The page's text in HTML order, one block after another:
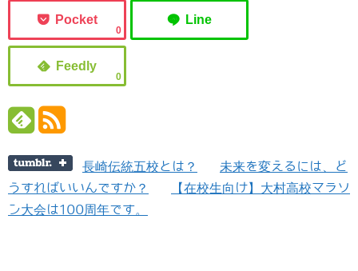
0
0
長崎伝統五校とは？
未来を変えるには、ど
うすればいいんですか？
【在校生向け】大村高校マラソ
ン大会は100周年です。